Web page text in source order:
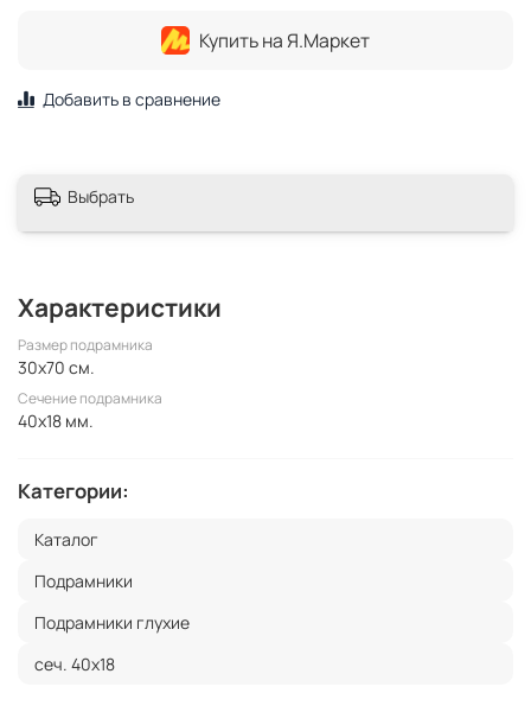
Купить на Я.Маркет
Добавить в сравнение
Выбрать
Характеристики
Размер подрамника
30x70 см.
Сечение подрамника
40x18 мм.
Категории:
Каталог
Подрамники
Подрамники глухие
сеч. 40х18